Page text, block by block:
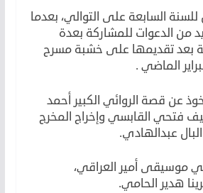
السابعة على التوالي، بعدما
من الدعوات للمشاركة بعدة
بعد تقديمها على خشبة مسرح
الماضي .
عن قصة الروائي الكبير أحمد
فتحي القابسي وإخراج المخرج
عبدالهادي.
موسيقى أمير العراقي،
هدير الحامي.